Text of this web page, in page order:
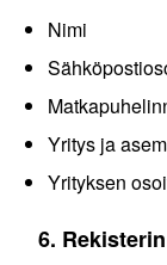
Nimi
Yritys ja
Yrityksen
6.